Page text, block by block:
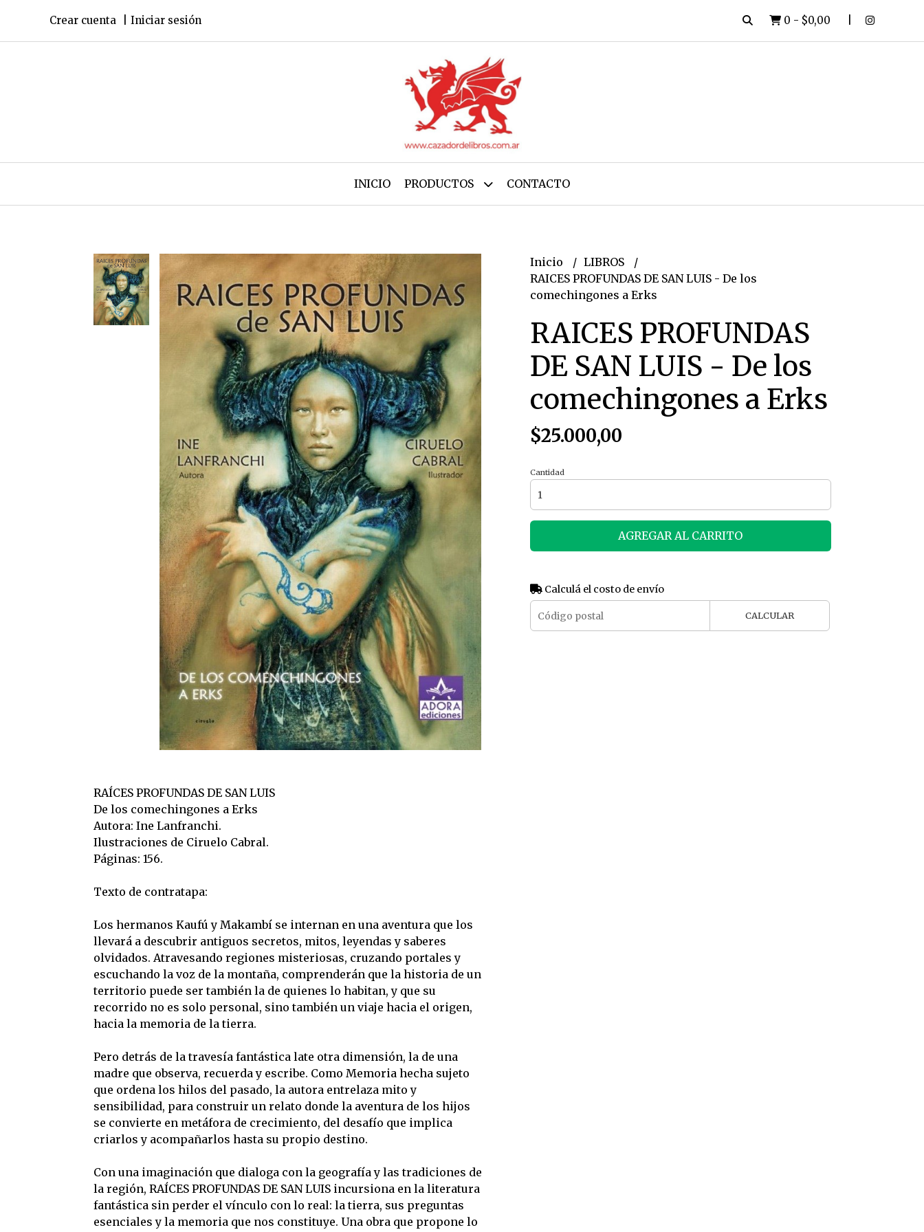
Crear cuenta Iniciar sesión 0 - $0,00
INICIO PRODUCTOS CONTACTO
RAÍCES PROFUNDAS DE SAN LUIS
De los comechingones a Erks
Autora: Ine Lanfranchi.
Ilustraciones de Ciruelo Cabral.
Páginas: 156.
Texto de contratapa:
Los hermanos Kaufú y Makambí se internan en una aventura que los
llevará a descubrir antiguos secretos, mitos, leyendas y saberes
olvidados. Atravesando regiones misteriosas, cruzando portales y
escuchando la voz de la montaña, comprenderán que la historia de un
territorio puede ser también la de quienes lo habitan, y que su
recorrido no es solo personal, sino también un viaje hacia el origen,
hacia la memoria de la tierra.
Pero detrás de la travesía fantástica late otra dimensión, la de una
madre que observa, recuerda y escribe. Como Memoria hecha sujeto
que ordena los hilos del pasado, la autora entrelaza mito y
sensibilidad, para construir un relato donde la aventura de los hijos
se convierte en metáfora de crecimiento, del desafío que implica
criarlos y acompañarlos hasta su propio destino.
Con una imaginación que dialoga con la geografía y las tradiciones de
la región, RAÍCES PROFUNDAS DE SAN LUIS incursiona en la literatura
fantástica sin perder el vínculo con lo real: la tierra, sus preguntas
esenciales y la memoria que nos constituye. Una obra que propone lo
Inicio
LIBROS
RAICES PROFUNDAS DE SAN LUIS - De los
comechingones a Erks
RAICES PROFUNDAS
DE SAN LUIS - De los
comechingones a Erks
$25.000,00
Cantidad
AGREGAR AL CARRITO
Calculá el costo de envío
CALCULAR